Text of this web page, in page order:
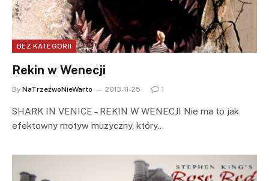
BEZ KATEGORII
Rekin w Wenecji
By NaTrzeźwoNieWarto 2013-11-25 1
SHARK IN VENICE – REKIN W WENECJI Nie ma to jak
efektowny motyw muzyczny, który…